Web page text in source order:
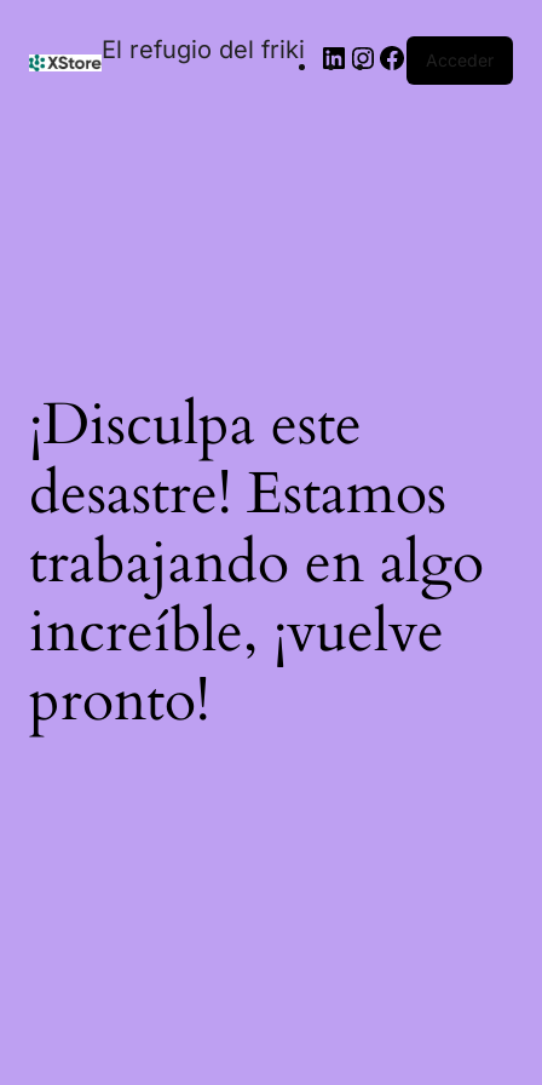
El refugio del friki Acceder
¡Disculpa este
desastre! Estamos
trabajando en algo
increíble, ¡vuelve
pronto!